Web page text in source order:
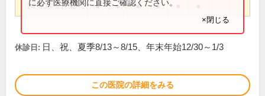
14:30～17:30 ● ● ● ●
に必ず医療機関に直接ご確認ください。
×閉じる
休診日: 日、祝、夏季8/13～8/15、年末年始12/30～1/3
この医院の詳細をみる